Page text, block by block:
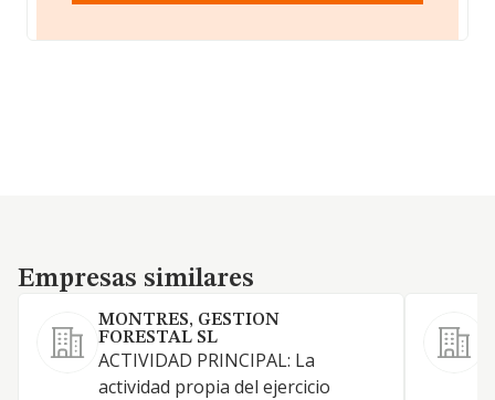
Empresas similares
Empresas similares
MONTRES, GESTION
FORESTAL SL
ACTIVIDAD PRINCIPAL: La
actividad propia del ejercicio